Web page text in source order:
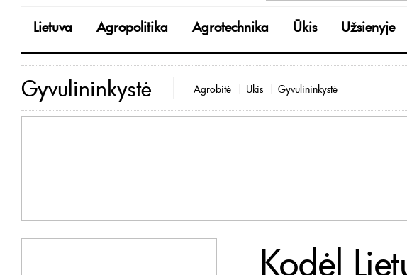
Lietuva Agropolitika Agrotechnika Ūkis Užsienyje
Gyvulininkystė Agrobitė Ūkis Gyvulininkystė
Kodėl